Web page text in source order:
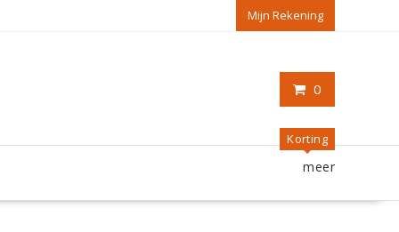
Mijn Rekening
0
Korting
meer